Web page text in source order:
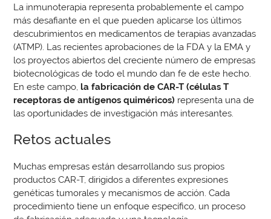
La inmunoterapia representa probablemente el campo
más desafiante en el que pueden aplicarse los últimos
descubrimientos en medicamentos de terapias avanzadas
(ATMP). Las recientes aprobaciones de la FDA y la EMA y
los proyectos abiertos del creciente número de empresas
biotecnológicas de todo el mundo dan fe de este hecho.
En este campo, la fabricación de CAR-T (células T
receptoras de antígenos quiméricos) representa una de
las oportunidades de investigación más interesantes.
Retos actuales
Muchas empresas están desarrollando sus propios
productos CAR-T, dirigidos a diferentes expresiones
genéticas tumorales y mecanismos de acción. Cada
procedimiento tiene un enfoque específico, un proceso